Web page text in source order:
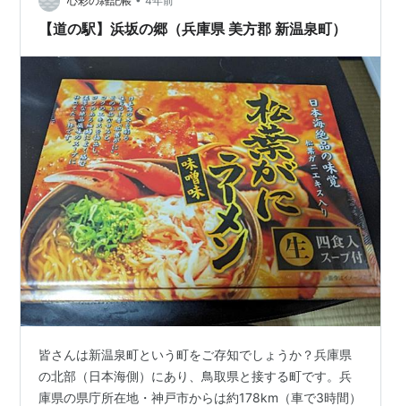
円 安い！ 営業時間…
【道の駅】浜坂の郷（兵庫県 美方郡 新温泉町）
皆さんは新温泉町という町をご存知でしょうか？兵庫県
の北部（日本海側）にあり、鳥取県と接する町です。兵
庫県の県庁所在地・神戸市からは約178km（車で3時間）